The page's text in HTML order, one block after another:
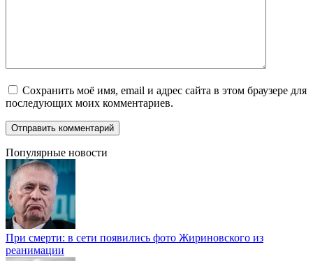
Сохранить моё имя, email и адрес сайта в этом браузере для
последующих моих комментариев.
Популярные новости
При смерти: в сети появились фото Жириновского из
реанимации